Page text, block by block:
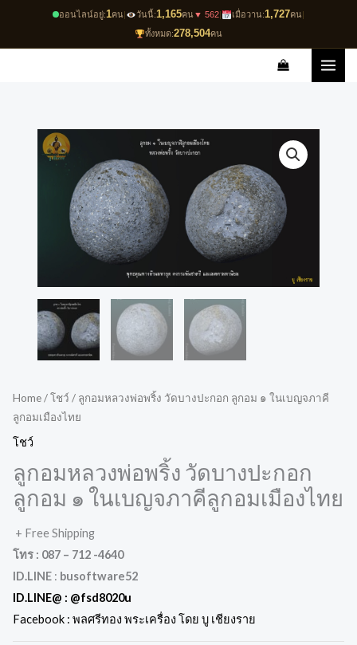
ออนไลน์อยู่:1คน| วันนี้:1,165คน▼ 562| เมื่อวาน:1,727คน|
ทั้งหมด:278,504คน
content
Home/โชว์ / ลูกอมหลวงพ่อพริ้ง วัดบางปะกอก ลูกอม ๑ ในเบญจภาคี
ลูกอมเมืองไทย
โชว์
ลูกอมหลวงพ่อพริ้ง วัดบางปะกอก
ลูกอม ๑ ในเบญจภาคีลูกอมเมืองไทย
+ Free Shipping
โทร : 087 – 712 -4640
ID.LINE : busoftware52
ID.LINE@ : @fsd8020u
Facebook : พลศรีทอง พระเครื่อง โดย บู เชียงราย